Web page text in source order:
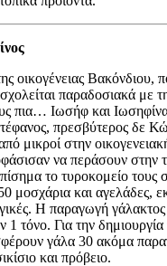
οικογένειας Βακόνδιου,
παραδοσιακά με
πια… Ιωσήφ και
πρεσβύτερος δε
μικροί στην
να περάσουν
το τυροκομείο
μοσχάρια και αγελάδες,
Η παραγωγή γάλακτος
1 τόνο. Για την
γάλα 30 ακόμα
και πρόβειο.